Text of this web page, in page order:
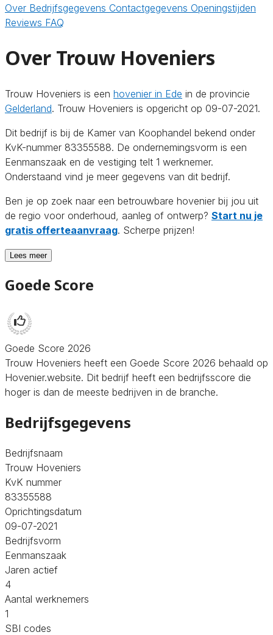
Over Bedrijfsgegevens Contactgegevens Openingstijden
Reviews FAQ
Over Trouw Hoveniers
Trouw Hoveniers is een hovenier in Ede in de provincie
Gelderland. Trouw Hoveniers is opgericht op 09-07-2021.
Dit bedrijf is bij de Kamer van Koophandel bekend onder
KvK-nummer 83355588. De ondernemingsvorm is een
Eenmanszaak en de vestiging telt 1 werknemer.
Onderstaand vind je meer gegevens van dit bedrijf.
Ben je op zoek naar een betrouwbare hovenier bij jou uit
de regio voor onderhoud, aanleg of ontwerp? Start nu je
gratis offerteaanvraag. Scherpe prijzen!
Lees meer
Goede Score
Goede Score 2026
Trouw Hoveniers heeft een Goede Score 2026 behaald op
Hovenier.website. Dit bedrijf heeft een bedrijfsscore die
hoger is dan de meeste bedrijven in de branche.
Bedrijfsgegevens
Bedrijfsnaam
Trouw Hoveniers
KvK nummer
83355588
Oprichtingsdatum
09-07-2021
Bedrijfsvorm
Eenmanszaak
Jaren actief
4
Aantal werknemers
1
SBI codes